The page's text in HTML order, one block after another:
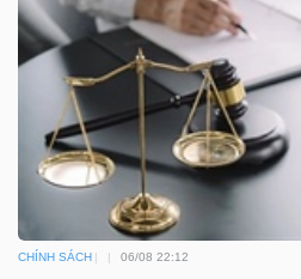
CHÍNH SÁCH 06/08 22:12
vụ
(-)
Đào
tạo